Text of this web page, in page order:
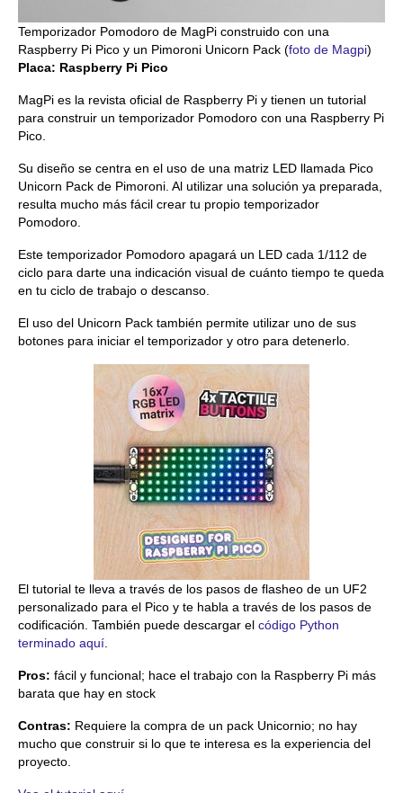
Temporizador Pomodoro de MagPi construido con una
Raspberry Pi Pico y un Pimoroni Unicorn Pack (foto de Magpi)
Placa: Raspberry Pi Pico
MagPi es la revista oficial de Raspberry Pi y tienen un tutorial
para construir un temporizador Pomodoro con una Raspberry Pi
Pico.
Su diseño se centra en el uso de una matriz LED llamada Pico
Unicorn Pack de Pimoroni. Al utilizar una solución ya preparada,
resulta mucho más fácil crear tu propio temporizador
Pomodoro.
Este temporizador Pomodoro apagará un LED cada 1/112 de
ciclo para darte una indicación visual de cuánto tiempo te queda
en tu ciclo de trabajo o descanso.
El uso del Unicorn Pack también permite utilizar uno de sus
botones para iniciar el temporizador y otro para detenerlo.
El tutorial te lleva a través de los pasos de flasheo de un UF2
personalizado para el Pico y te habla a través de los pasos de
codificación. También puede descargar el código Python
terminado aquí.
Pros: fácil y funcional; hace el trabajo con la Raspberry Pi más
barata que hay en stock
Contras: Requiere la compra de un pack Unicornio; no hay
mucho que construir si lo que te interesa es la experiencia del
proyecto.